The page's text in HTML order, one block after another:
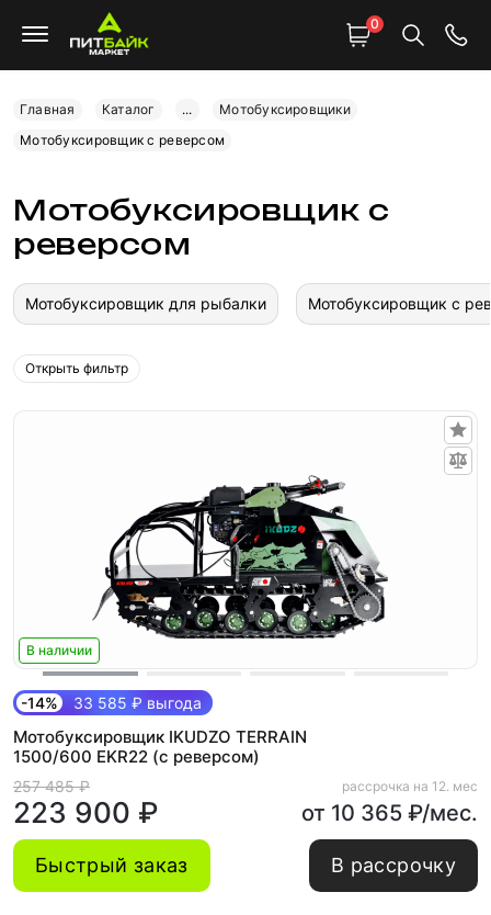
0
Главная Каталог ...
Мотобуксировщики
Мотобуксировщик с реверсом
Мотобуксировщик с
реверсом
Мотобуксировщик для рыбалки Мотобуксировщик с
Открыть фильтр
В наличии
-14% 33 585 ₽ выгода
Мотобуксировщик IKUDZO TERRAIN
1500/600 EKR22 (с реверсом)
257 485 ₽
223 900 ₽
рассрочка на 12. мес
от 10 365 ₽/мес.
Быстрый заказ В рассрочку